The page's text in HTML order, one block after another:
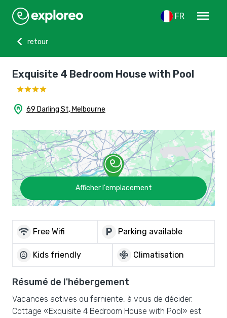
FR
menu
chevron_left
retour
Exquisite 4 Bedroom House with Pool
home_pin 69 Darling St, Melbourne
Afficher l'emplacement
wifi Free Wifi local_parking Parking available
child_care Kids friendly mode_fan Climatisation
Résumé de l'hébergement
Vacances actives ou farniente, à vous de décider.
Cottage «Exquisite 4 Bedroom House with Pool» est